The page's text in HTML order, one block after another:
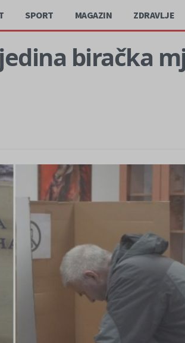
SPORT MAGAZIN ZDRAVLJE
biračka